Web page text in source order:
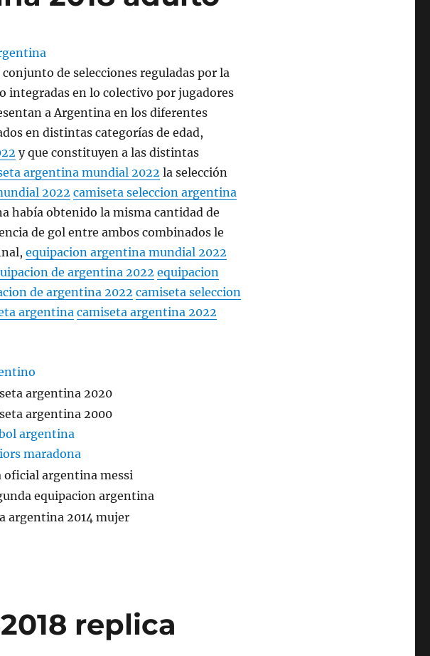
de selecciones reguladas por la
integradas en lo colectivo por jugadores
a Argentina en los diferentes
en distintas categorías de edad,
y que constituyen a las distintas
argentina mundial 2022 la selección
2022 camiseta seleccion argentina
había obtenido la misma cantidad de
de gol entre ambos combinados le
equipacion argentina mundial 2022
de argentina 2022 equipacion
de argentina 2022 camiseta seleccion
argentina camiseta argentina 2022
replica